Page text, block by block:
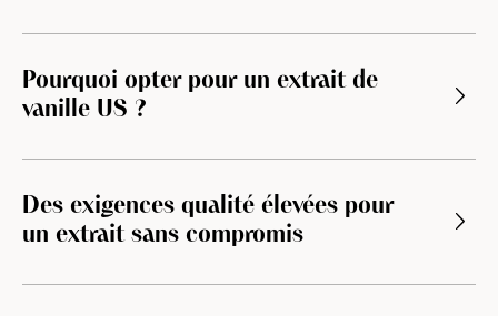
Pourquoi opter pour un extrait de
vanille US ?
Des exigences qualité élevées pour
un extrait sans compromis